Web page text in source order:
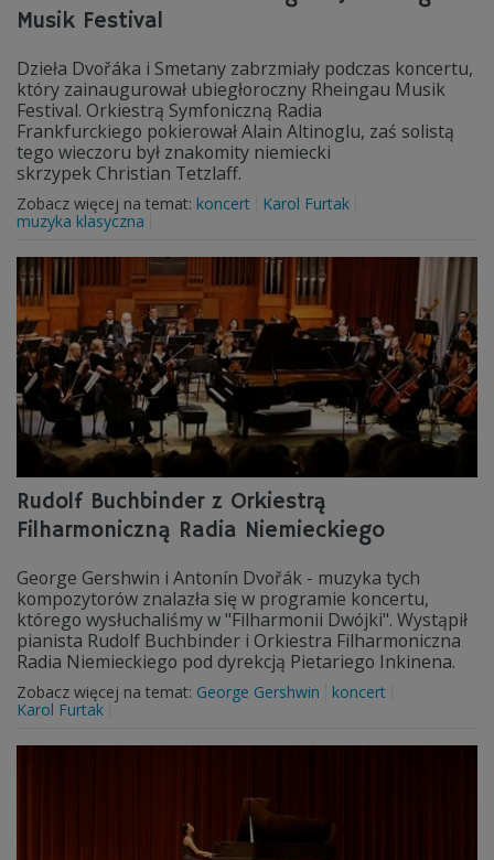
Musik Festival
Dzieła Dvořáka i Smetany zabrzmiały podczas koncertu,
który zainaugurował ubiegłoroczny Rheingau Musik
Festival. Orkiestrą Symfoniczną Radia
Frankfurckiego pokierował Alain Altinoglu, zaś solistą
tego wieczoru był znakomity niemiecki
skrzypek Christian Tetzlaff.
Zobacz więcej na temat: koncert
Karol Furtak
muzyka klasyczna
Rudolf Buchbinder z Orkiestrą
Filharmoniczną Radia Niemieckiego
George Gershwin i Antonín Dvořák - muzyka tych
kompozytorów znalazła się w programie koncertu,
którego wysłuchaliśmy w "Filharmonii Dwójki". Wystąpił
pianista Rudolf Buchbinder i Orkiestra Filharmoniczna
Radia Niemieckiego pod dyrekcją Pietariego Inkinena.
Zobacz więcej na temat: George Gershwin
koncert
Karol Furtak